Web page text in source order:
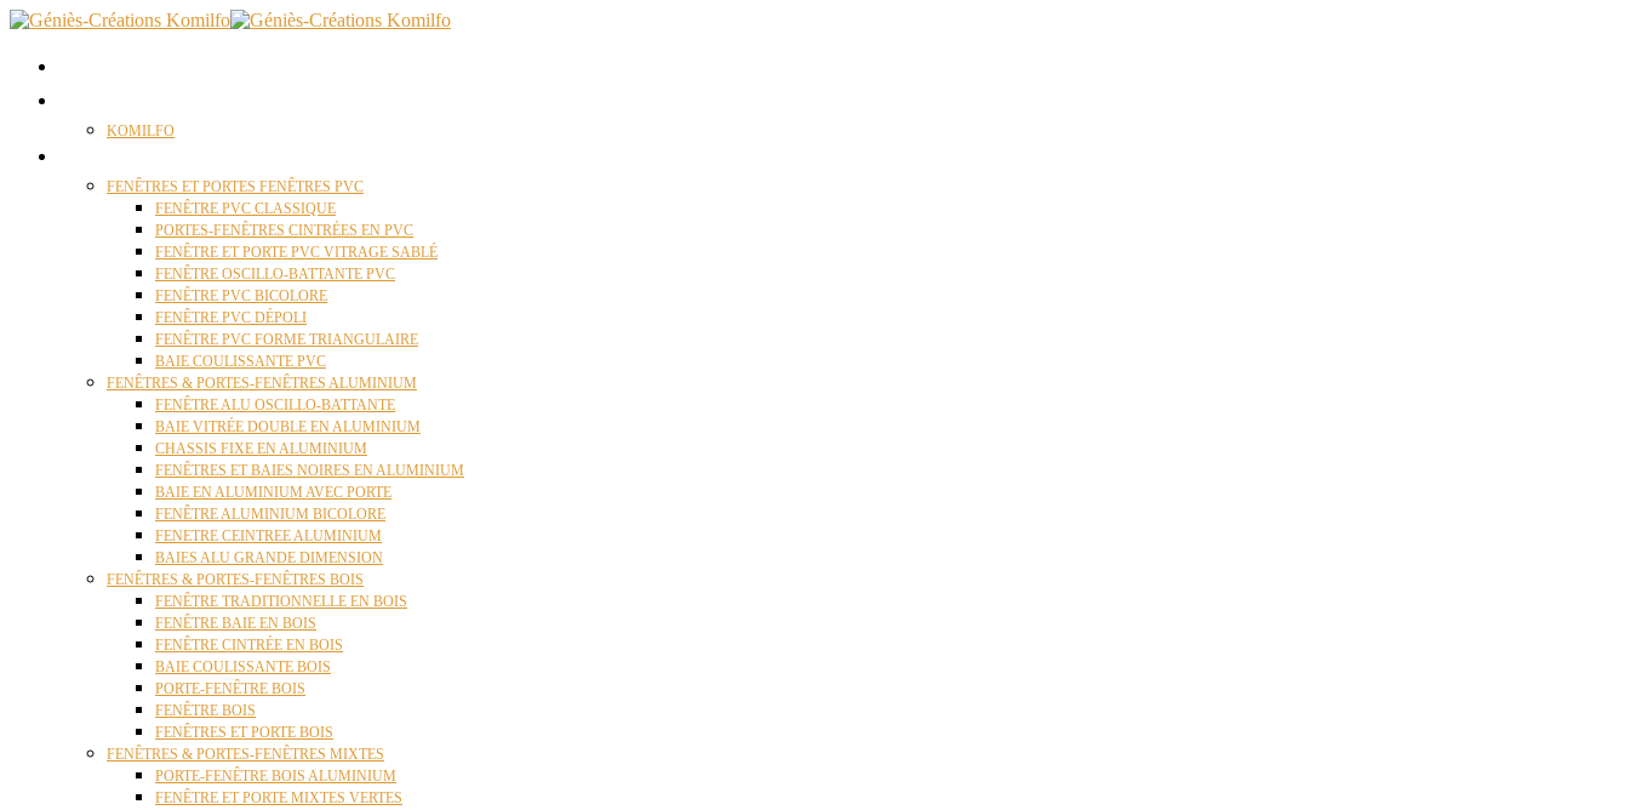
KOMILFO
FENÊTRES ET PORTES FENÊTRES PVC
FENÊTRE PVC CLASSIQUE
PORTES-FENÊTRES CINTRÉES EN PVC
FENÊTRE ET PORTE PVC VITRAGE SABLÉ
FENÊTRE OSCILLO-BATTANTE PVC
FENÊTRE PVC BICOLORE
FENÊTRE PVC DÉPOLI
FENÊTRE PVC FORME TRIANGULAIRE
BAIE COULISSANTE PVC
FENÊTRES & PORTES-FENÊTRES ALUMINIUM
FENÊTRE ALU OSCILLO-BATTANTE
BAIE VITRÉE DOUBLE EN ALUMINIUM
CHASSIS FIXE EN ALUMINIUM
FENÊTRES ET BAIES NOIRES EN ALUMINIUM
BAIE EN ALUMINIUM AVEC PORTE
FENÊTRE ALUMINIUM BICOLORE
FENETRE CEINTREE ALUMINIUM
BAIES ALU GRANDE DIMENSION
FENÊTRES & PORTES-FENÊTRES BOIS
FENÊTRE TRADITIONNELLE EN BOIS
FENÊTRE BAIE EN BOIS
FENÊTRE CINTRÉE EN BOIS
BAIE COULISSANTE BOIS
PORTE-FENÊTRE BOIS
FENÊTRE BOIS
FENÊTRES ET PORTE BOIS
FENÊTRES & PORTES-FENÊTRES MIXTES
PORTE-FENÊTRE BOIS ALUMINIUM
FENÊTRE ET PORTE MIXTES VERTES